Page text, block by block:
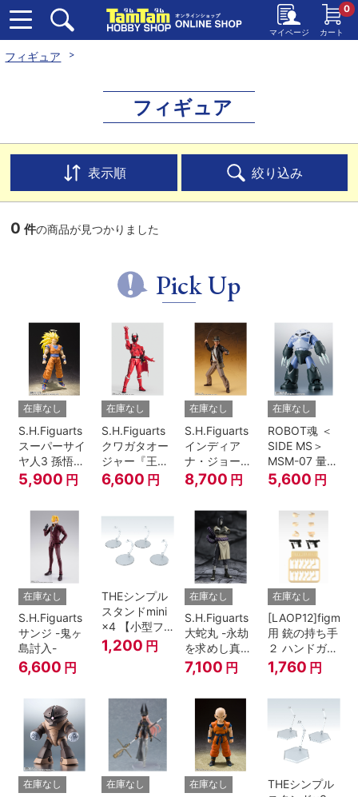
マイページ カート
0
フィギュア
フィギュア
表示順 絞り込み
0 件の商品が見つかりました
Pick Up
在庫なし
S.H.Figuarts
スーパーサイ
ヤ人3 孫悟空
『ドラゴンボ
ールZ』
5,900 円
在庫なし
S.H.Figuarts
クワガタオー
ジャー『王様
戦隊キングオ
ージャー』
6,600 円
在庫なし
S.H.Figuarts
インディア
ナ・ジョーン
ズ（レイダー
ス/失われたア
櫃》）
8,700 円
在庫なし
ROBOT魂 ＜
SIDE MS＞
MSM-07 量産
型ズゴック
ver.
5,600 円
在庫なし
S.H.Figuarts
サンジ -鬼ヶ
島討入-
6,600 円
THEシンプル
スタンドmini
×4 【小型フ
ィギュア＆デ
ィフォルメフ
1,200 円
在庫なし
S.H.Figuarts
大蛇丸 -永劫
を求めし真理
の探究者-
『NARUTO-
7,100 円
在庫なし
[LAOP12]figma
用 銃の持ち手
２ ハンドガン
セット
1,760 円
在庫なし 在庫なし 在庫なし
THEシンプル